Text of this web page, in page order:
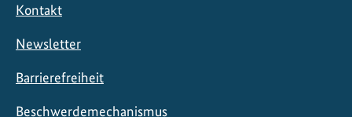
Kontakt
Newsletter
Barrierefreiheit
Beschwerdemechanismus